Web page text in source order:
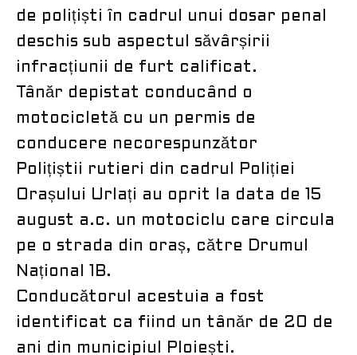
de polițiști în cadrul unui dosar penal
deschis sub aspectul săvârșirii
infracțiunii de furt calificat.
Tânăr depistat conducând o
motocicletă cu un permis de
conducere necorespunzător
Polițiștii rutieri din cadrul Poliției
Orașului Urlați au oprit la data de 15
august a.c. un motociclu care circula
pe o strada din oraș, către Drumul
Național 1B.
Conducătorul acestuia a fost
identificat ca fiind un tânăr de 20 de
ani din municipiul Ploiești.